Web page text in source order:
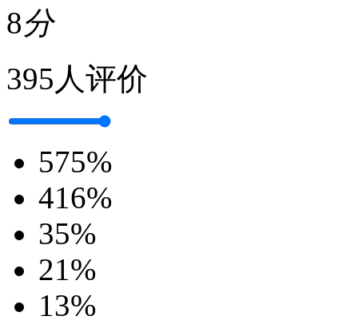
8分
395人评价
575%
416%
35%
21%
13%